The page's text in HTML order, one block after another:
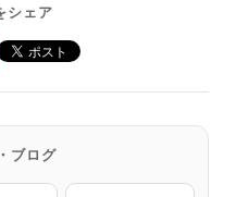
シェア
ブログ